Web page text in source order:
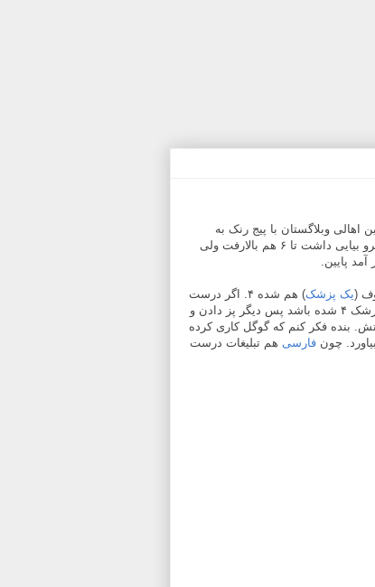
وبلاگستان با پیج رنک به
همدیگر پز می‌دادند. شیدا هم شما یادتان نمی‌آید، آن موقعهایی که برو بیایی داشت تا ۶ هم بالارفت ولی
پایین.
(یک پزشک
) هم شده ۴. اگر درست
یادم باشد یکی از معدود وبلاگهایی بود که پیج رنکش ۷ بود. اگر یک پزشک ۴ شده باشد پس دیگر پز دادن و
بنده فکر کنم که گوگل کاری کرده
چون فارسی هم تبلیغات درست